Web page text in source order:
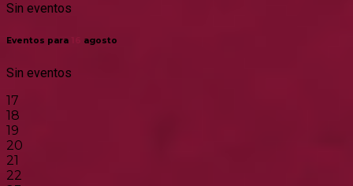
Sin eventos
Eventos para agosto
Sin eventos
17
18
19
20
21
22